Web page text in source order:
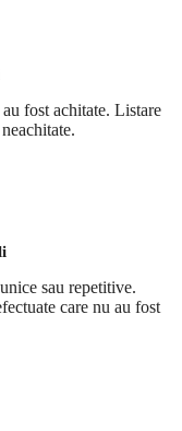
fost achitate. Listare
sau repetitive.
care nu au fost